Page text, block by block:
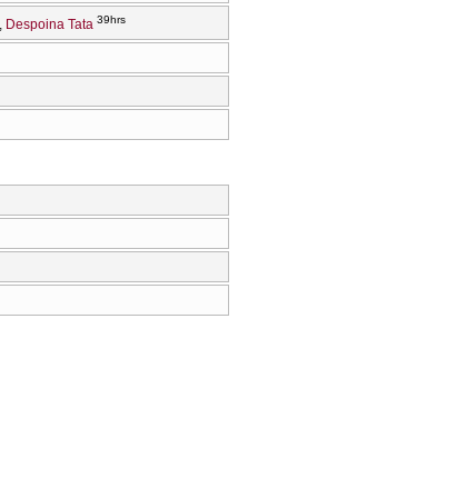
Despoina Tata 39hrs